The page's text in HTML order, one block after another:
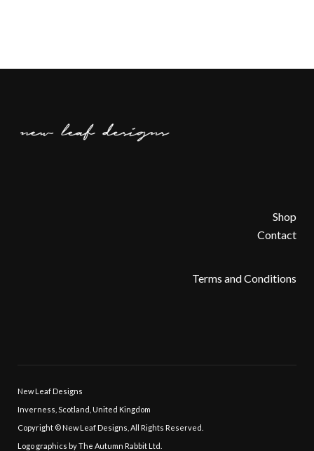
Shop
Contact
Terms and Conditions
New Leaf Designs
Inverness, Scotland, United Kingdom
Copyright © New Leaf Designs, All Rights Reserved.
Logo graphics by The Autumn Rabbit Ltd.